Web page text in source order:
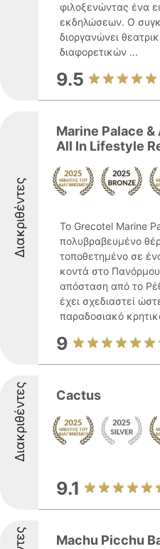
φιλοξενώντας ένα
εκδηλώσεων. Ο
διοργανώνει
διαφορετικών ...
9.5
Διακριθέντες
Marine Palace
All In Lifestyle
Το Grecotel Marine
πολυβραβευμένο
τοποθετημένο σε
κοντά στο
απόσταση από το
έχει σχεδιαστεί
παραδοσιακό
9
Διακριθέντες Cactus
9.1
Machu Picchu